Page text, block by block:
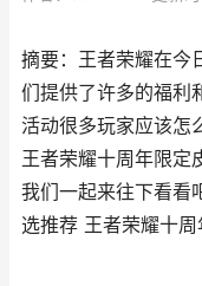
摘要：王者荣耀在今
们提供了许多的福利
活动很多玩家应该怎
王者荣耀十周年限定
我们一起来往下看看
选推荐 王者荣耀十